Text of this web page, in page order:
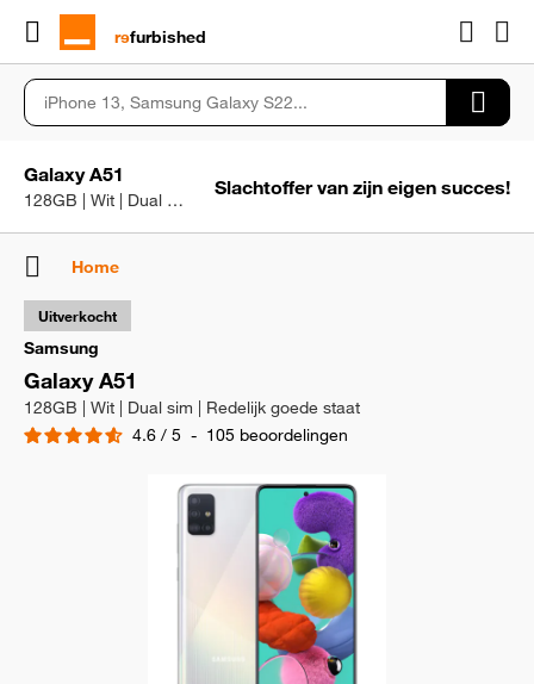
rɘfurbished
Galaxy A51
128GB | Wit | Dual sim | Redelijk goede staat
Slachtoffer van zijn eigen succes!
Home
Samsung
Galaxy A51
128GB | Wit | Dual sim | Redelijk goede staat
4.6 / 5 - 105 beoordelingen
Uitverkocht